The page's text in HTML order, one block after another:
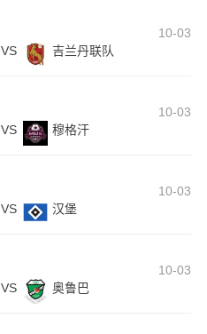
10-03
VS 吉兰丹联队
10-03
VS 穆格汗
10-03
VS 汉堡
10-03
VS 奥鲁巴